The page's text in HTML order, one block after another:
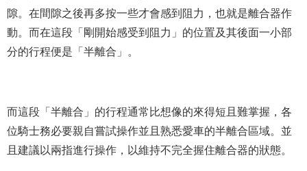
隙。在間隙之後再多按一些才會感到阻力，也就是離合器作
動。而在這段「剛開始感受到阻力」的位置及其後面一小部
分的行程便是「半離合」。
而這段「半離合」的行程通常比想像的來得短且難掌握，各
位騎士務必要親自嘗試操作並且熟悉愛車的半離合區域。並
且建議以兩指進行操作，以維持不完全握住離合器的狀態。